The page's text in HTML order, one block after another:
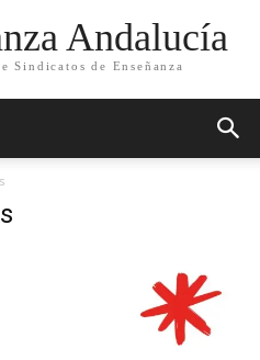
Andalucía
Sindicatos de Enseñanza